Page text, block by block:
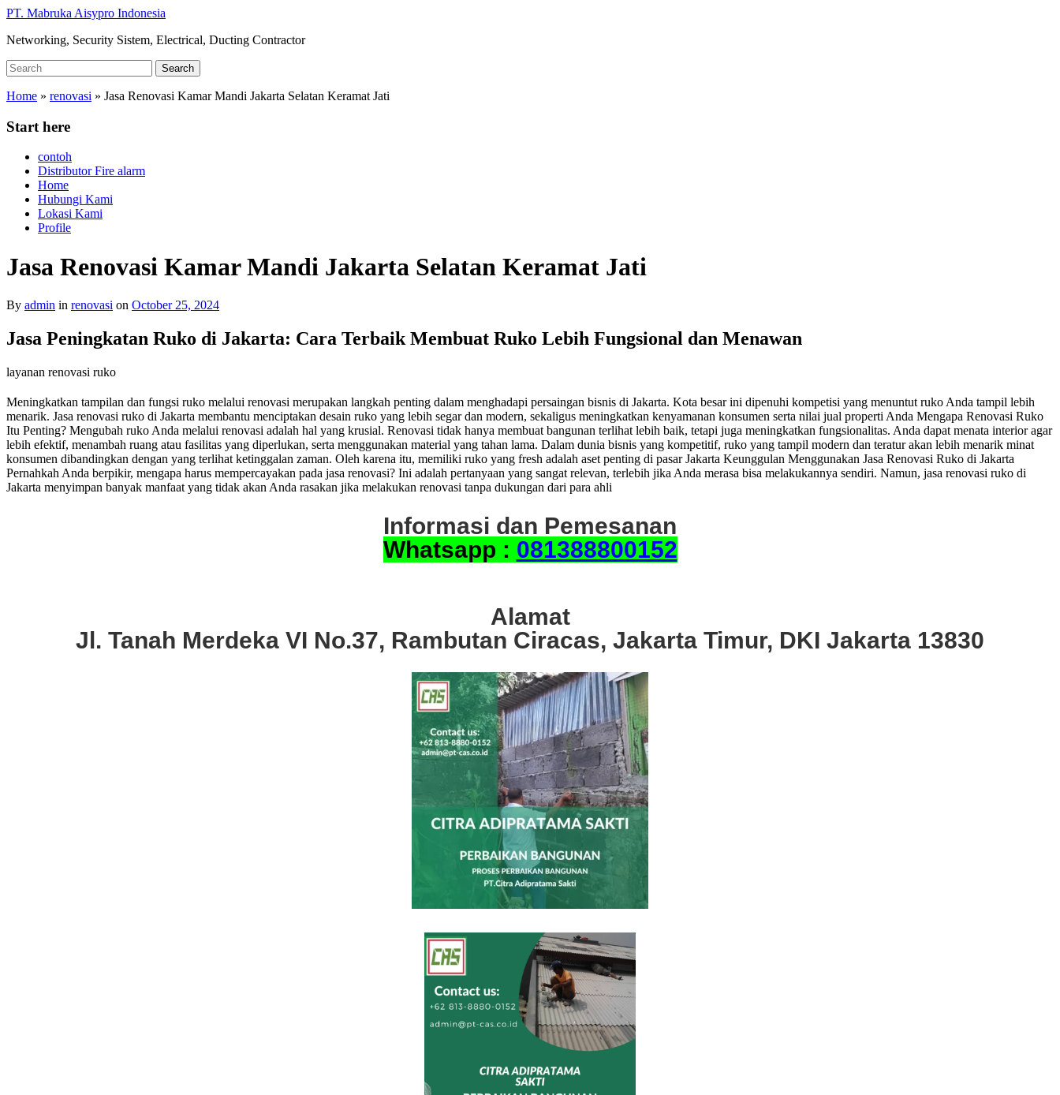
Skip
main
PT. Mabruka Aisypro Indonesia
Networking, Security Sistem, Electrical, Ducting Contractor
Search
for:
Search
Home » renovasi » Jasa Renovasi Kamar Mandi Jakarta Selatan Keramat Jati
Start here
contoh
Distributor Fire alarm
Home
Hubungi Kami
Lokasi Kami
Profile
Jasa Renovasi Kamar Mandi Jakarta Selatan Keramat Jati
By admin in renovasi on October 25, 2024
Jasa Peningkatan Ruko di Jakarta: Cara Terbaik Membuat Ruko Lebih Fungsional dan Menawan
layanan renovasi ruko
Meningkatkan tampilan dan fungsi ruko melalui renovasi merupakan langkah penting dalam menghadapi persaingan bisnis di Jakarta. Kota besar ini dipenuhi kompetisi yang menuntut ruko Anda tampil lebih
menarik. Jasa renovasi ruko di Jakarta membantu menciptakan desain ruko yang lebih segar dan modern, sekaligus meningkatkan kenyamanan konsumen serta nilai jual properti Anda Mengapa Renovasi Ruko
Itu Penting? Mengubah ruko Anda melalui renovasi adalah hal yang krusial. Renovasi tidak hanya membuat bangunan terlihat lebih baik, tetapi juga meningkatkan fungsionalitas. Anda dapat menata interior agar
lebih efektif, menambah ruang atau fasilitas yang diperlukan, serta menggunakan material yang tahan lama. Dalam dunia bisnis yang kompetitif, ruko yang tampil modern dan teratur akan lebih menarik minat
konsumen dibandingkan dengan yang terlihat ketinggalan zaman. Oleh karena itu, memiliki ruko yang fresh adalah aset penting di pasar Jakarta Keunggulan Menggunakan Jasa Renovasi Ruko di Jakarta
Pernahkah Anda berpikir, mengapa harus mempercayakan pada jasa renovasi? Ini adalah pertanyaan yang sangat relevan, terlebih jika Anda merasa bisa melakukannya sendiri. Namun, jasa renovasi ruko di
Jakarta menyimpan banyak manfaat yang tidak akan Anda rasakan jika melakukan renovasi tanpa dukungan dari para ahli
Informasi dan Pemesanan
Whatsapp : 081388800152
Alamat
Jl. Tanah Merdeka VI No.37, Rambutan Ciracas, Jakarta Timur, DKI Jakarta 13830